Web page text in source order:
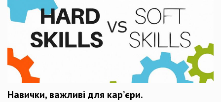
Навички, важливі для кар’єри.